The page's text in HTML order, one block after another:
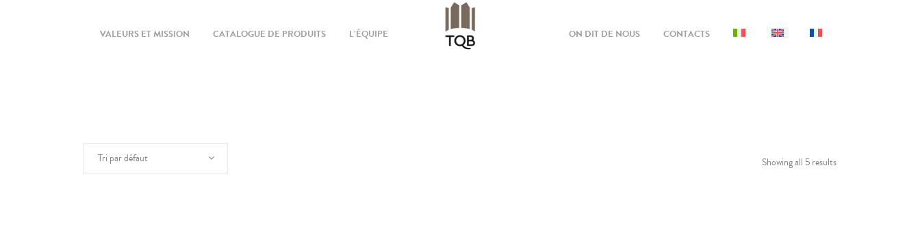
VALEURS ET MISSION CATALOGUE DE PRODUITS L’ÉQUIPE ON DIT DE NOUS CONTACTS
Showing all 5 results
Tri par défaut